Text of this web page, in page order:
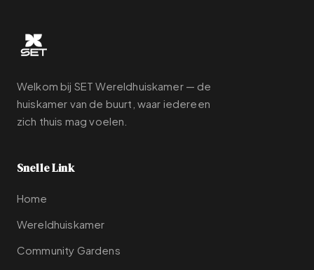
Welkom bij SET Wereldhuiskamer — de
huiskamer van de buurt, waar iedereen
zich thuis mag voelen.
Snelle Link
Home
Wereldhuiskamer
Community Gardens